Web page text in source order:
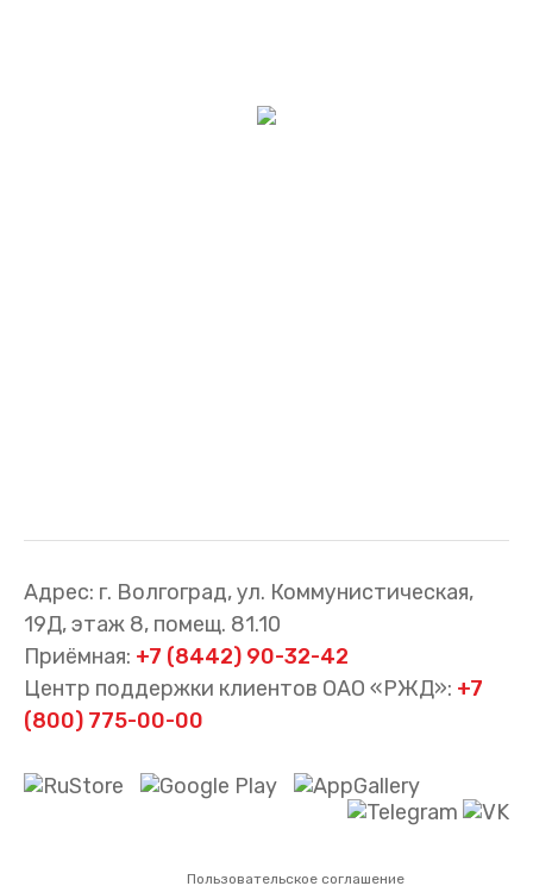
Адрес: г. Волгоград, ул. Коммунистическая,
19Д, этаж 8, помещ. 81.10
Приёмная: +7 (8442) 90-32-42
Центр поддержки клиентов ОАО «РЖД»: +7
(800) 775-00-00
Пользовательское соглашение